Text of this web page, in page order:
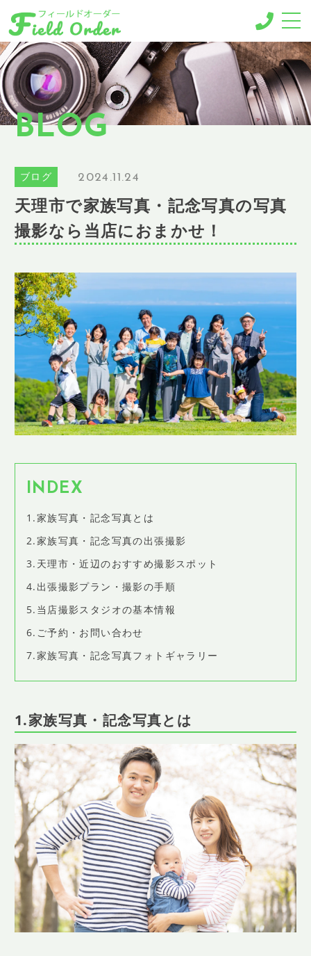
-MENU-
撮影メニュー
-BUSINESS MENU-
法人様向けメニュー
GALLERY
ギャラリー
NEWS
ニュース
BLOG
ブログ
SHOP INFO
店舗情報
CONCEPT
コンセプト
CONTACT
お問い合わせ
アクセス
提携カメラマン・求人情報
BLOG
ブログ 2024.11.24
天理市で家族写真・記念写真の写真
撮影なら当店におまかせ！
INDEX
1.家族写真・記念写真とは
2.家族写真・記念写真の出張撮影
3.天理市・近辺のおすすめ撮影スポット
4.出張撮影プラン・撮影の手順
5.当店撮影スタジオの基本情報
6.ご予約・お問い合わせ
7.家族写真・記念写真フォトギャラリー
1.家族写真・記念写真とは